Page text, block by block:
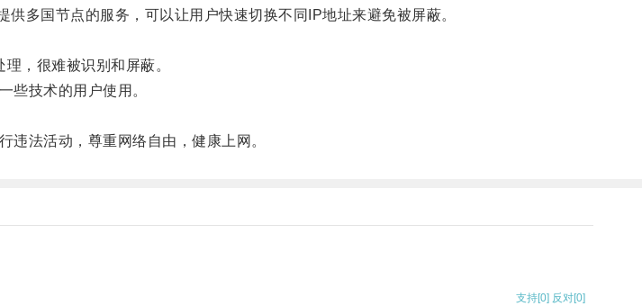
国节点的服务，可以让用户快速切换不同IP地址来避免被屏蔽。
，很难被识别和屏蔽。
技术的用户使用。
法活动，尊重网络自由，健康上网。
支持[0] 反对[0]